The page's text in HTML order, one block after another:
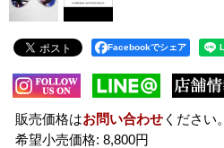
Facebookでシェア
販売価格はお問い合わせ ください。
希望小売価格: 8,800円